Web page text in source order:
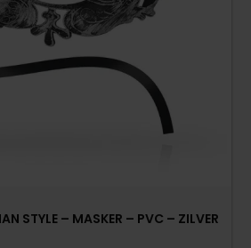
STYLE – MASKER – PVC – ZILVER